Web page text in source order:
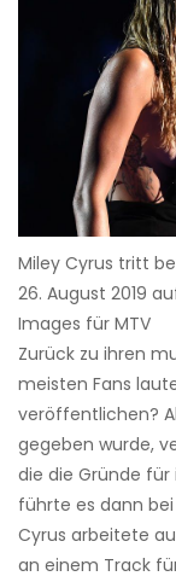
Miley Cyrus tritt
26. August 2019
Images für MTV
Zurück zu ihren
meisten Fans
veröffentlichen?
gegeben wurde,
die die Gründe für
führte es dann bei
Cyrus arbeitete
an einem Track